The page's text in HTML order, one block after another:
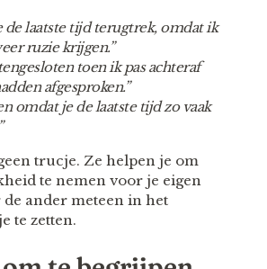
de laatste tijd terugtrek, omdat ik
ruzie krijgen.”
toen ik pas achteraf
afgesproken.”
omdat je de laatste tijd zo vaak
trucje. Ze helpen je om
te nemen voor je eigen
ander meteen in het
te zetten.